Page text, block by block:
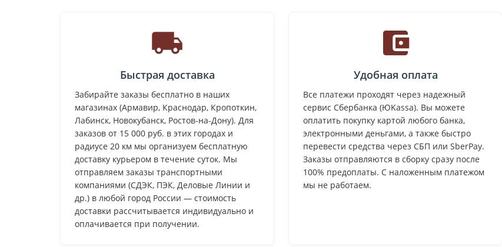
Быстрая доставка
Забирайте заказы бесплатно в наших
магазинах (Армавир, Краснодар, Кропоткин,
Лабинск, Новокубанск, Ростов-на-Дону). Для
заказов от 15 000 руб. в этих городах и
радиусе 20 км мы организуем бесплатную
доставку курьером в течение суток. Мы
отправляем заказы транспортными
компаниями (СДЭК, ПЭК, Деловые Линии и
др.) в любой город России — стоимость
доставки рассчитывается индивидуально и
оплачивается при получении.
Удобная оплата
Все платежи проходят через надежный
сервис Сбербанка (ЮKassa). Вы можете
оплатить покупку картой любого банка,
электронными деньгами, а также быстро
перевести средства через СБП или SberPay.
Заказы отправляются в сборку сразу после
100% предоплаты. С наложенным платежом
мы не работаем.